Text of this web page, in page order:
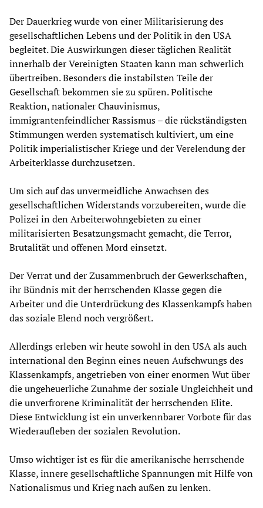
Der Dauerkrieg wurde von einer Militarisierung des
gesellschaftlichen Lebens und der Politik in den USA
begleitet. Die Auswirkungen dieser täglichen Realität
innerhalb der Vereinigten Staaten kann man schwerlich
übertreiben. Besonders die instabilsten Teile der
Gesellschaft bekommen sie zu spüren. Politische
Reaktion, nationaler Chauvinismus,
immigrantenfeindlicher Rassismus – die rückständigsten
Stimmungen werden systematisch kultiviert, um eine
Politik imperialistischer Kriege und der Verelendung der
Arbeiterklasse durchzusetzen.
Um sich auf das unvermeidliche Anwachsen des
gesellschaftlichen Widerstands vorzubereiten, wurde die
Polizei in den Arbeiterwohngebieten zu einer
militarisierten Besatzungsmacht gemacht, die Terror,
Brutalität und offenen Mord einsetzt.
Der Verrat und der Zusammenbruch der Gewerkschaften,
ihr Bündnis mit der herrschenden Klasse gegen die
Arbeiter und die Unterdrückung des Klassenkampfs haben
das soziale Elend noch vergrößert.
Allerdings erleben wir heute sowohl in den USA als auch
international den Beginn eines neuen Aufschwungs des
Klassenkampfs, angetrieben von einer enormen Wut über
die ungeheuerliche Zunahme der soziale Ungleichheit und
die unverfrorene Kriminalität der herrschenden Elite.
Diese Entwicklung ist ein unverkennbarer Vorbote für das
Wiederaufleben der sozialen Revolution.
Umso wichtiger ist es für die amerikanische herrschende
Klasse, innere gesellschaftliche Spannungen mit Hilfe von
Nationalismus und Krieg nach außen zu lenken.